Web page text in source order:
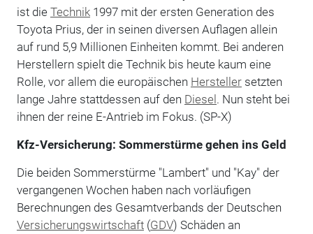
ist die Technik1997 mit der ersten Generation des
Toyota Prius, der in seinen diversen Auflagen allein
auf rund 5,9 Millionen Einheiten kommt. Bei anderen
Herstellern spielt die Technik bis heute kaum eine
Rolle, vor allem die europäischen Herstellersetzten
lange Jahre stattdessen auf den Diesel. Nun steht bei
ihnen der reine E-Antrieb im Fokus. (SP-X)
Kfz-Versicherung: Sommerstürme gehen ins Geld
Die beiden Sommerstürme "Lambert" und "Kay" der
vergangenen Wochen haben nach vorläufigen
Berechnungen des Gesamtverbands der Deutschen
Versicherungswirtschaft(GDV) Schäden an